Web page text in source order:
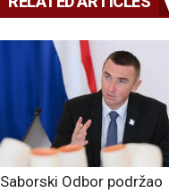
Saborski Odbor podržao